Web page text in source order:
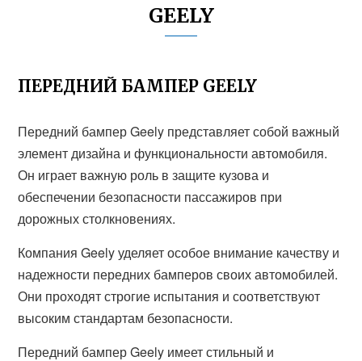
GEELY
ПЕРЕДНИЙ БАМПЕР GEELY
Передний бампер Geely представляет собой важный
элемент дизайна и функциональности автомобиля.
Он играет важную роль в защите кузова и
обеспечении безопасности пассажиров при
дорожных столкновениях.
Компания Geely уделяет особое внимание качеству и
надежности передних бамперов своих автомобилей.
Они проходят строгие испытания и соответствуют
высоким стандартам безопасности.
Передний бампер Geely имеет стильный и